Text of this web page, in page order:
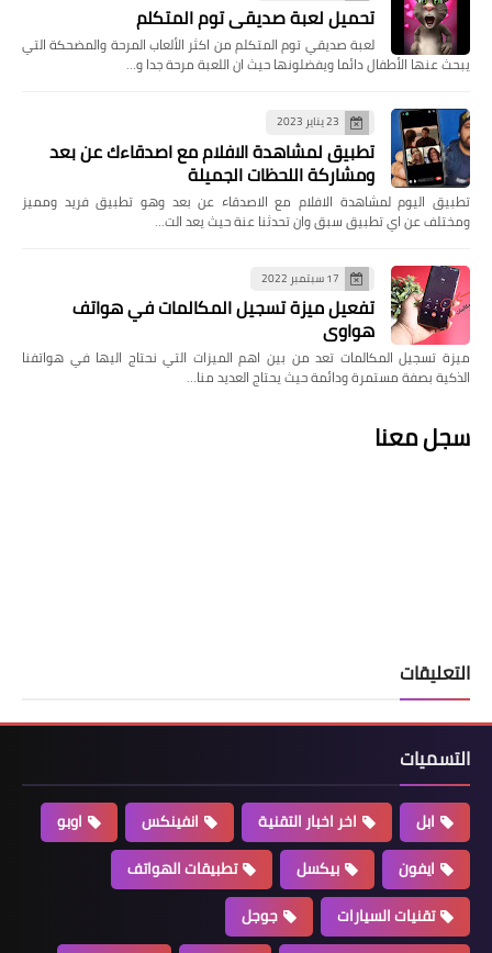
تحميل لعبة صديقي توم المتكلم
لعبة صديقي توم المتكلم من اكثر الألعاب المرحة والمضحكة التي
يبحث عنها الأطفال دائما ويفضلونها حيث ان اللعبة مرحة جدا و…
23 يناير 2023
تطبيق لمشاهدة الافلام مع اصدقاءك عن بعد
ومشاركة اللحظات الجميلة
تطبيق اليوم لمشاهدة الافلام مع الاصدقاء عن بعد وهو تطبيق فريد ومميز
ومختلف عن اي تطبيق سبق وان تحدثنا عنة حيث يعد الت…
17 سبتمبر 2022
تفعيل ميزة تسجيل المكالمات في هواتف
هواوي
ميزة تسجيل المكالمات تعد من بين اهم الميزات التي نحتاج اليها في هواتفنا
الذكية بصفة مستمرة ودائمة حيث يحتاج العديد منا…
سجل معنا
التعليقات
التسميات
ابل اخر اخبار التقنية انفينكس
اوبو
ايفون
بيكسل
تطبيقات الهواتف
تقنيات السيارات
جوجل